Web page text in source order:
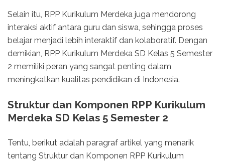
Selain itu, RPP Kurikulum Merdeka juga mendorong
interaksi aktif antara guru dan siswa, sehingga proses
belajar menjadi lebih interaktif dan kolaboratif. Dengan
demikian, RPP Kurikulum Merdeka SD Kelas 5 Semester
2 memiliki peran yang sangat penting dalam
meningkatkan kualitas pendidikan di Indonesia.
Struktur dan Komponen RPP Kurikulum
Merdeka SD Kelas 5 Semester 2
Tentu, berikut adalah paragraf artikel yang menarik
tentang Struktur dan Komponen RPP Kurikulum